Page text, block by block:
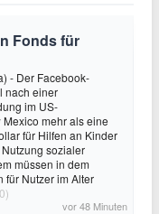
Fonds für
- Der Facebook-
nach einer
im US-
mehr als eine
für Hilfen an Kinder
sozialer
müssen in dem
für Nutzer im Alter
vor 48 Minuten